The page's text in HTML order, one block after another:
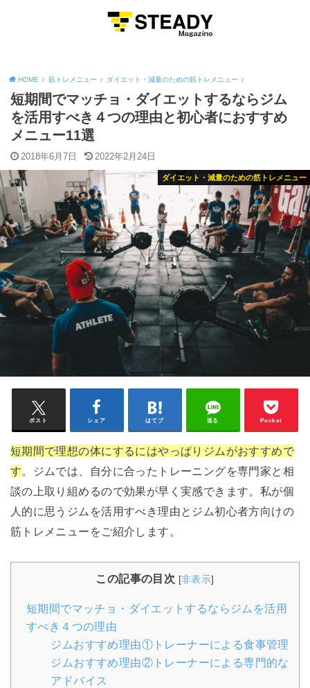
HOME 筋トレメニュー ダイエット・減量のための筋トレメニュー
短期間でマッチョ・ダイエットするならジム
を活用すべき４つの理由と初心者におすすめ
メニュー11選
2018年6月7日 2022年2月24日
ダイエット・減量のための筋トレメニュー
ポスト シェア はてブ 送る Pocket
短期間で理想の体にするにはやっぱりジムがおすすめで
す。ジムでは、自分に合ったトレーニングを専門家と相
談の上取り組めるので効果が早く実感できます。私が個
人的に思うジムを活用すべき理由とジム初心者方向けの
筋トレメニューをご紹介します。
この記事の目次 [非表示]
短期間でマッチョ・ダイエットするならジムを活用
すべき４つの理由
ジムおすすめ理由①トレーナーによる食事管理
ジムおすすめ理由②トレーナーによる専門的な
アドバイス